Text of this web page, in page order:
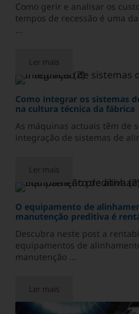
Como gerir e analisar os
tempos de recessão é uma
...
Ler mais
Analisar os custos de
Como integrar os sistemas
na cultura técnica da fábrica
As máquinas actuais têm de
integração de sistemas de
Ler mais
Como integrar os
O equipamento de
manutenção preditiva é
Descubra neste post a
equipamentos de
manutenção ...
Ler mais
O equipamento de